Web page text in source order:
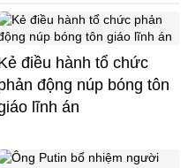
điều hành tổ chức
động núp bóng tôn
lĩnh án